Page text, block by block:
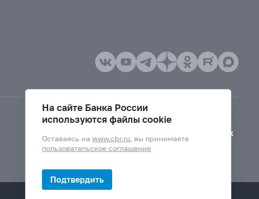
Версия для слабовидящих
На сайте Банка России
используются файлы cookie
Оставаясь наwww.cbr.ru, вы принимаете
пользовательское соглашение
Подтвердить